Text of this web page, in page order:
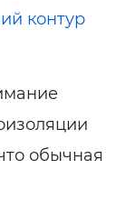
контур
обычная